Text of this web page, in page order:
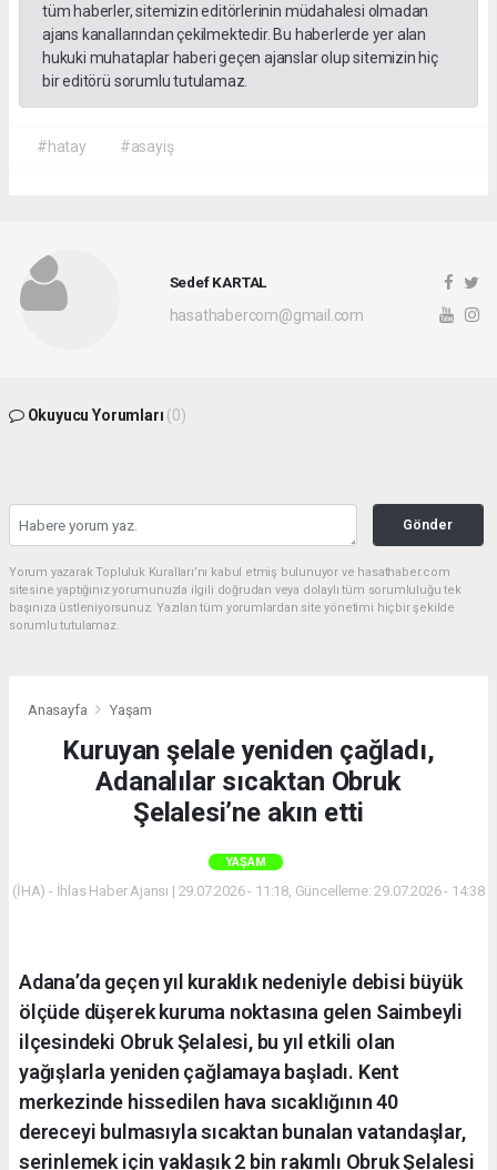
tüm haberler, sitemizin editörlerinin müdahalesi olmadan
ajans kanallarından çekilmektedir. Bu haberlerde yer alan
hukuki muhataplar haberi geçen ajanslar olup sitemizin hiç
bir editörü sorumlu tutulamaz.
#hatay #asayiş
Sedef KARTAL
hasathabercom@gmail.com
Okuyucu Yorumları (0)
Gönder
Yorum yazarak Topluluk Kuralları’nı kabul etmiş bulunuyor ve hasathaber.com
sitesine yaptığınız yorumunuzla ilgili doğrudan veya dolaylı tüm sorumluluğu tek
başınıza üstleniyorsunuz. Yazılan tüm yorumlardan site yönetimi hiçbir şekilde
sorumlu tutulamaz.
Anasayfa Yaşam
Kuruyan şelale yeniden çağladı,
Adanalılar sıcaktan Obruk
Şelalesi’ne akın etti
YAŞAM
(İHA) - İhlas Haber Ajansı | 29.07.2026 - 11:18, Güncelleme: 29.07.2026 - 14:38
Adana’da geçen yıl kuraklık nedeniyle debisi büyük
ölçüde düşerek kuruma noktasına gelen Saimbeyli
ilçesindeki Obruk Şelalesi, bu yıl etkili olan
yağışlarla yeniden çağlamaya başladı. Kent
merkezinde hissedilen hava sıcaklığının 40
dereceyi bulmasıyla sıcaktan bunalan vatandaşlar,
serinlemek için yaklaşık 2 bin rakımlı Obruk Şelalesi